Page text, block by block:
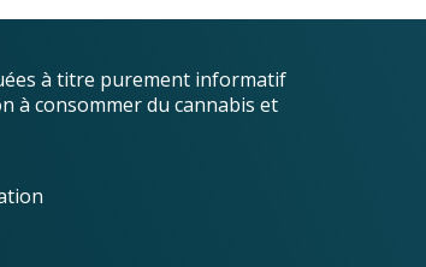
à titre purement informatif
à consommer du cannabis et